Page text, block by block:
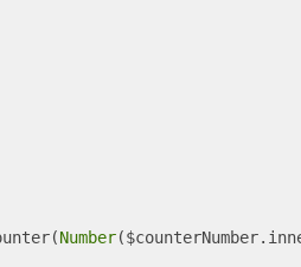
Number